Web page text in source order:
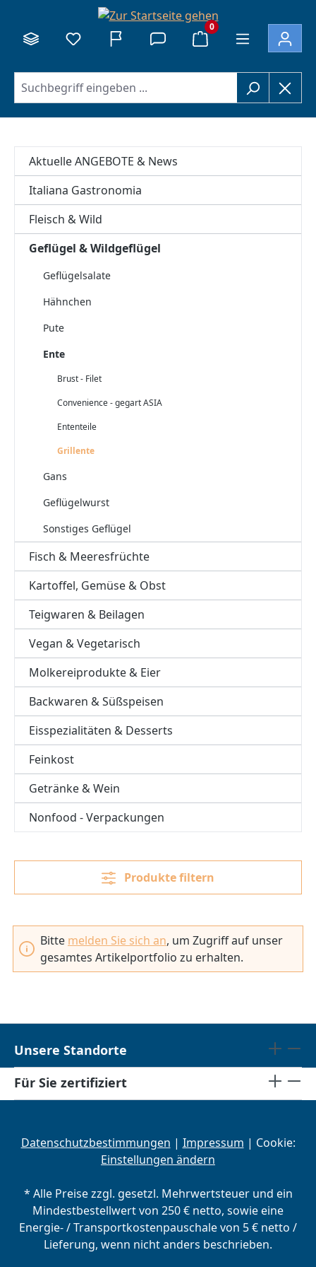
0
Aktuelle ANGEBOTE & News
Italiana Gastronomia
Fleisch & Wild
Geflügel & Wildgeflügel
Geflügelsalate
Hähnchen
Pute
Ente
Brust - Filet
Convenience - gegart ASIA
Ententeile
Grillente
Gans
Geflügelwurst
Sonstiges Geflügel
Fisch & Meeresfrüchte
Kartoffel, Gemüse & Obst
Teigwaren & Beilagen
Vegan & Vegetarisch
Molkereiprodukte & Eier
Backwaren & Süßspeisen
Eisspezialitäten & Desserts
Feinkost
Getränke & Wein
Nonfood - Verpackungen
Produkte filtern
Bitte melden Sie sich an, um Zugriff auf unser
gesamtes Artikelportfolio zu erhalten.
Unsere Standorte
Für Sie zertifiziert
Datenschutzbestimmungen | Impressum | Cookie:
Einstellungen ändern
* Alle Preise zzgl. gesetzl. Mehrwertsteuer und ein
Mindestbestellwert von 250 € netto, sowie eine
Energie- / Transportkostenpauschale von 5 € netto /
Lieferung, wenn nicht anders beschrieben.